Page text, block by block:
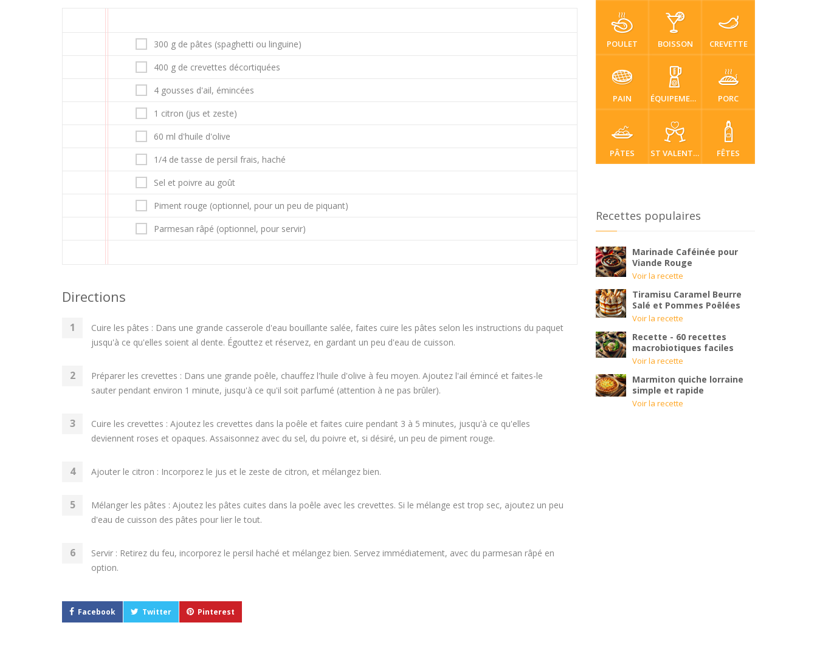
300 g de pâtes (spaghetti ou linguine)
400 g de crevettes décortiquées
4 gousses d'ail, émincées
1 citron (jus et zeste)
60 ml d'huile d'olive
1/4 de tasse de persil frais, haché
Sel et poivre au goût
Piment rouge (optionnel, pour un peu de piquant)
Parmesan râpé (optionnel, pour servir)
Directions
Cuire les pâtes : Dans une grande casserole d'eau bouillante salée, faites cuire les pâtes selon les instructions du paquet
jusqu'à ce qu'elles soient al dente. Égouttez et réservez, en gardant un peu d'eau de cuisson.
Préparer les crevettes : Dans une grande poêle, chauffez l'huile d'olive à feu moyen. Ajoutez l'ail émincé et faites-le
sauter pendant environ 1 minute, jusqu'à ce qu'il soit parfumé (attention à ne pas brûler).
Cuire les crevettes : Ajoutez les crevettes dans la poêle et faites cuire pendant 3 à 5 minutes, jusqu'à ce qu'elles
deviennent roses et opaques. Assaisonnez avec du sel, du poivre et, si désiré, un peu de piment rouge.
Ajouter le citron : Incorporez le jus et le zeste de citron, et mélangez bien.
Mélanger les pâtes : Ajoutez les pâtes cuites dans la poêle avec les crevettes. Si le mélange est trop sec, ajoutez un peu
d'eau de cuisson des pâtes pour lier le tout.
Servir : Retirez du feu, incorporez le persil haché et mélangez bien. Servez immédiatement, avec du parmesan râpé en
option.
Facebook Twitter Pinterest
POULET BOISSON CREVETTE
PAIN ÉQUIPEMENT PORC
PÂTES ST VALENTIN FÊTES
Recettes populaires
Marinade Caféinée pour
Viande Rouge
Voir la recette
Tiramisu Caramel Beurre
Salé et Pommes Poêlées
Voir la recette
Recette - 60 recettes
macrobiotiques faciles
Voir la recette
Marmiton quiche lorraine
simple et rapide
Voir la recette